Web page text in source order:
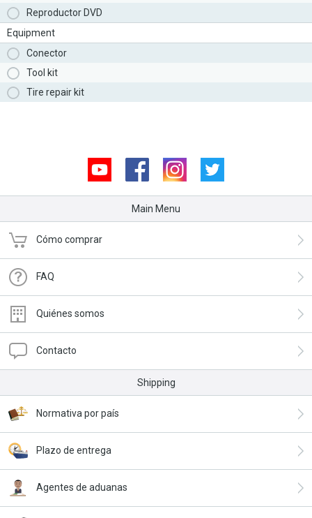
Reproductor DVD
Equipment
Conector
Tool kit
Tire repair kit
Youtube Facebook Instagram
Main Menu
Cómo comprar
FAQ
Quiénes somos
Contacto
Shipping
Normativa por país
Plazo de entrega
Agentes de aduanas